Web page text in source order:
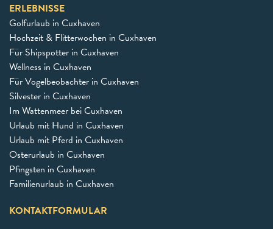
ERLEBNISSE
Golfurlaub in Cuxhaven
Hochzeit & Flitterwochen in Cuxhaven
Für Shipspotter in Cuxhaven
Wellness in Cuxhaven
Für Vogelbeobachter in Cuxhaven
Silvester in Cuxhaven
Im Wattenmeer bei Cuxhaven
Urlaub mit Hund in Cuxhaven
Urlaub mit Pferd in Cuxhaven
Osterurlaub in Cuxhaven
Pfingsten in Cuxhaven
Familienurlaub in Cuxhaven
KONTAKTFORMULAR